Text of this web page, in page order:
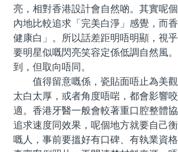
亮，相對香港設計會自然啲。其實呢
內地比較追求「完美白淨」感覺，而
健康白」。所以話差距明唔明顯，視
要明星似嘅閃亮笑容定係低調自然風
到，但取向唔同。
值得留意嘅係，瓷貼面唔止為美觀
太白太厚，或者角度唔啱，都會影響
適。香港牙醫一般會較著重口腔整體
追求速度同效果，呢個地方就要自己
嘅人，事前要搵好有口碑、有執業資